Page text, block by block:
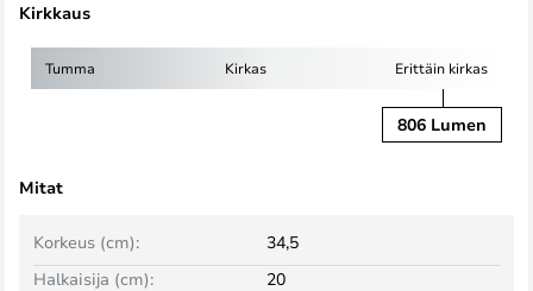
Kirkkaus
Tumma Kirkas Erittäin kirkas
806 Lumen
Mitat
Korkeus (cm):
34,5
Halkaisija (cm):
20